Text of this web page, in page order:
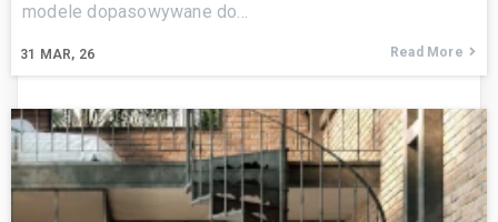
31 MAR, 26
modele dopasowywane do…
Read More